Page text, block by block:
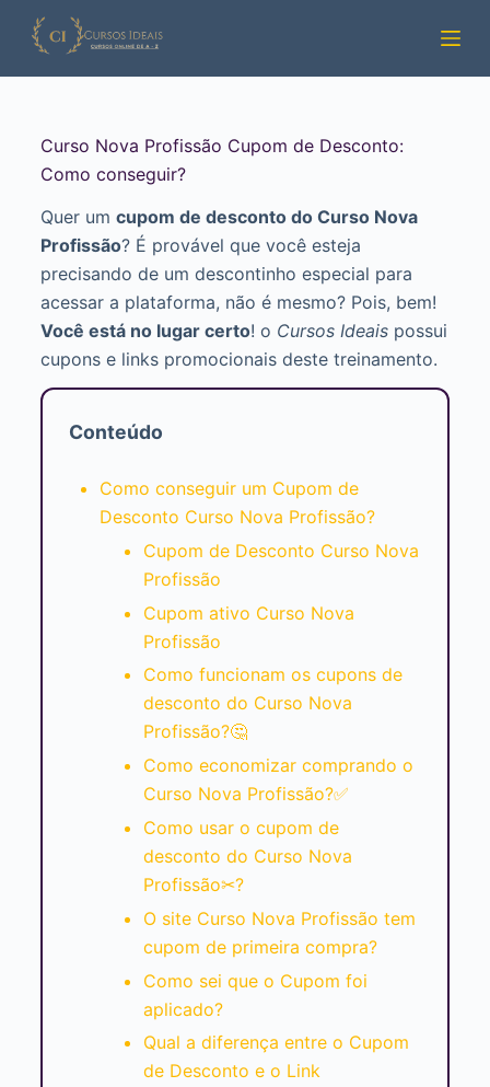
Pular
para
Curso Nova Profissão Cupom de Desconto:
Como conseguir?
Quer um cupom de desconto do Curso Nova
Profissão? É provável que você esteja
precisando de um descontinho especial para
acessar a plataforma, não é mesmo? Pois, bem!
Você está no lugar certo! o Cursos Ideaispossui
cupons e links promocionais deste treinamento.
Conteúdo
Como conseguir um Cupom de
Desconto Curso Nova Profissão?
Cupom de Desconto Curso Nova
Profissão
Cupom ativo Curso Nova
Profissão
Como funcionam os cupons de
desconto do Curso Nova
Profissão?🤔
Como economizar comprando o
Curso Nova Profissão?✅
Como usar o cupom de
desconto do Curso Nova
Profissão✂?
O site Curso Nova Profissão tem
cupom de primeira compra?
Como sei que o Cupom foi
aplicado?
Qual a diferença entre o Cupom
de Desconto e o Link